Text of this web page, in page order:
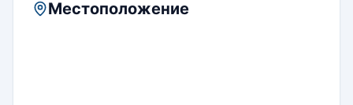
Местоположение